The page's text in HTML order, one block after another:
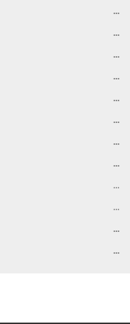
...
...
...
...
...
...
...
...
...
...
...
...